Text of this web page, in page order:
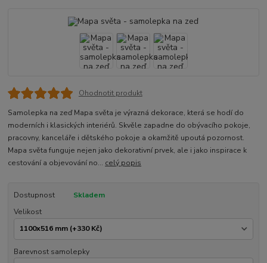
Ohodnotit produkt
Samolepka na zeď Mapa světa je výrazná dekorace, která se hodí do
moderních i klasických interiérů. Skvěle zapadne do obývacího pokoje,
pracovny, kanceláře i dětského pokoje a okamžitě upoutá pozornost.
Mapa světa funguje nejen jako dekorativní prvek, ale i jako inspirace k
cestování a objevování no... celý popis
Dostupnost
Skladem
Velikost
Barevnost samolepky